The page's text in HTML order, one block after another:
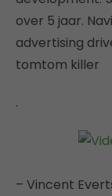
over 5 jaar.
advertising
tomtom killer
.
– Vincent